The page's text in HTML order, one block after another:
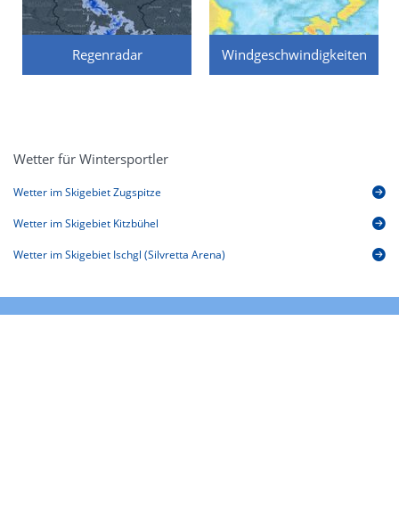
Regenradar Windgeschwindigkeiten
Wetter für Wintersportler
Wetter im Skigebiet Zugspitze
Wetter im Skigebiet Kitzbühel
Wetter im Skigebiet Ischgl (Silvretta Arena)